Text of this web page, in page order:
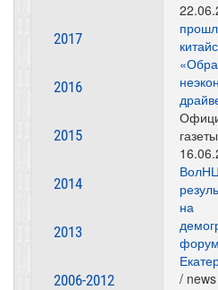
2017
2016
2015
2014
2013
2006-2012
на
/ news